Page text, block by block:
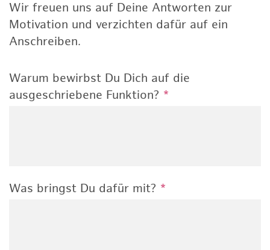
Wir freuen uns auf Deine Antworten zur
Motivation und verzichten dafür auf ein
Anschreiben.
Warum bewirbst Du Dich auf die
ausgeschriebene Funktion? *
Was bringst Du dafür mit? *